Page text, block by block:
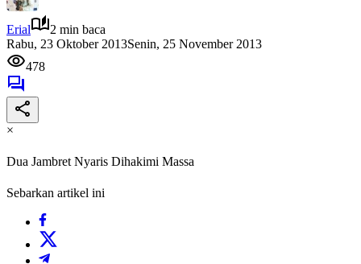
Erial
2 min baca
Rabu, 23 Oktober 2013Senin, 25 November 2013
478
×
Dua Jambret Nyaris Dihakimi Massa
Sebarkan artikel ini